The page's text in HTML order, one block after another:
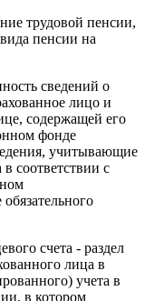
трудовой пенсии,
пенсии на
сведений о
лицо и
содержащей его
фонде
учитывающие
соответствии с
счета - раздел
лица в
учета в
в котором